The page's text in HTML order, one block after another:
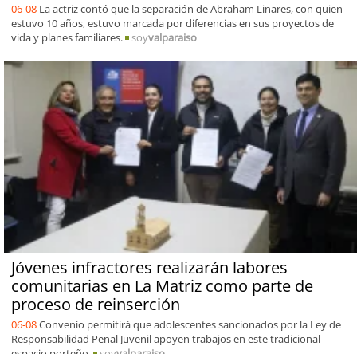
06-08 La actriz contó que la separación de Abraham Linares, con quien
estuvo 10 años, estuvo marcada por diferencias en sus proyectos de
vida y planes familiares.
soyvalparaiso
Jóvenes infractores realizarán labores
comunitarias en La Matriz como parte de
proceso de reinserción
06-08Convenio permitirá que adolescentes sancionados por la Ley de
Responsabilidad Penal Juvenil apoyen trabajos en este tradicional